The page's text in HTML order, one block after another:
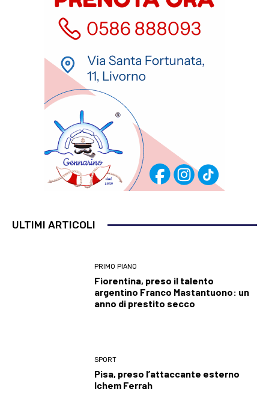
ULTIMI ARTICOLI
PRIMO PIANO
Fiorentina, preso il talento
argentino Franco Mastantuono: un
anno di prestito secco
SPORT
Pisa, preso l’attaccante esterno
Ichem Ferrah